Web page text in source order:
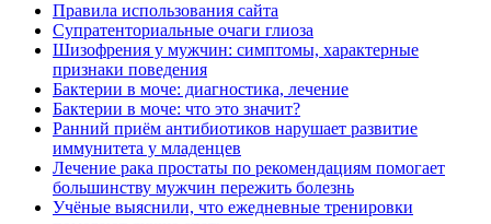
Правила использования сайта
Супратенториальные очаги глиоза
Шизофрения у мужчин: симптомы, характерные
признаки поведения
Бактерии в моче: диагностика, лечение
Бактерии в моче: что это значит?
Ранний приём антибиотиков нарушает развитие
иммунитета у младенцев
Лечение рака простаты по рекомендациям помогает
большинству мужчин пережить болезнь
Учёные выяснили, что ежедневные тренировки